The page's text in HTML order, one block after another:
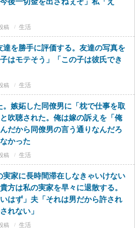
生活
達を勝手に評価する。友達の写真を
はモテそう」「この子は彼氏でき
生活
。嫉妬した同僚男に「枕で仕事を取
吹聴された。俺は嫁の訴えを「俺
だから同僚男の言う通りなんだろ
かった
生活
実家に長時間滞在しなきゃいけない
方は私の実家を早々に退散する。
はず」夫「それは男だから許され
れない」
生活